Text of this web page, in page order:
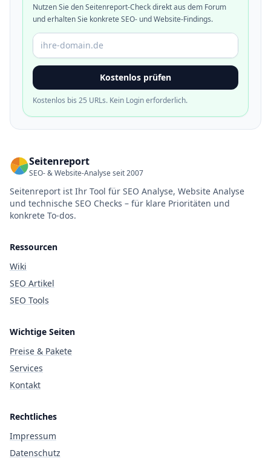
Nutzen Sie den Seitenreport-Check direkt aus dem Forum
und erhalten Sie konkrete SEO- und Website-Findings.
Domain oder URL
Kostenlos prüfen
Kostenlos bis 25 URLs. Kein Login erforderlich.
Seitenreport
SEO- & Website-Analyse seit 2007
Seitenreport ist Ihr Tool für SEO Analyse, Website Analyse
und technische SEO Checks – für klare Prioritäten und
konkrete To-dos.
Ressourcen
Wiki
SEO Artikel
SEO Tools
Wichtige Seiten
Preise & Pakete
Services
Kontakt
Rechtliches
Impressum
Datenschutz